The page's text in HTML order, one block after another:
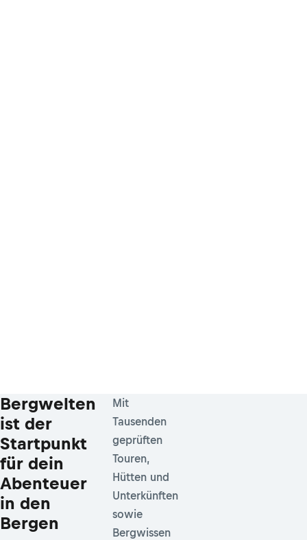
Bergwelten
ist der
Startpunkt
für dein
Abenteuer
in den
Bergen
Mit
Tausenden
geprüften
Touren,
Hütten und
Unterkünften
sowie
Bergwissen